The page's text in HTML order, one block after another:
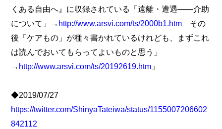
くある自由へ』に収録されている「遠離・遭遇――介助
について」→ http://www.arsvi.com/ts/2000b1.htm その
後「ケアもの」が種々書かれているけれども、まずこれ
は読んでおいてもらってよいものと思う」
→ http://www.arsvi.com/ts/20192619.htm 」
◆2019/07/27
https://twitter.com/ShinyaTateiwa/status/1155007206602
842112